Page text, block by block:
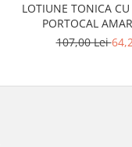
LOTIUNE TONICA CU
PORTOCAL
107,00 Lei